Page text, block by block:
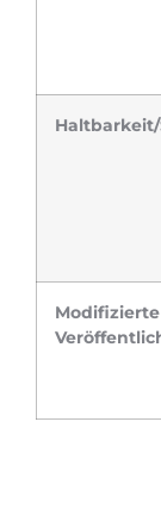
Modifizierte